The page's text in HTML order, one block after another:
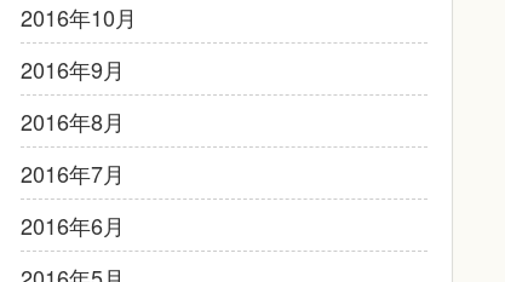
2016年10月
2016年9月
2016年8月
2016年7月
2016年6月